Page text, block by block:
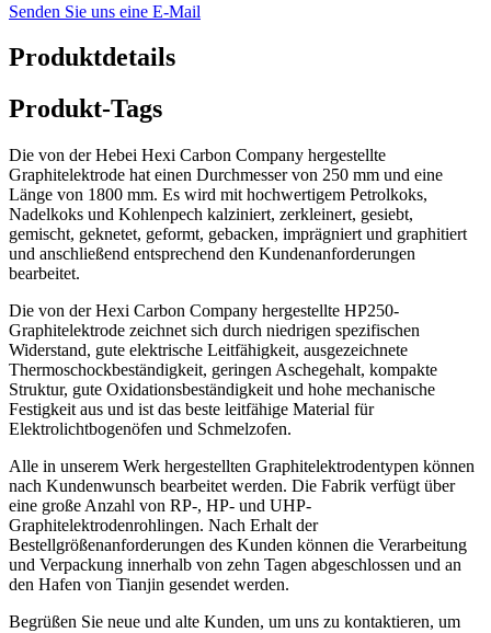
Senden Sie uns eine E-Mail
Produktdetails
Produkt-Tags
Die von der Hebei Hexi Carbon Company hergestellte
Graphitelektrode hat einen Durchmesser von 250 mm und eine
Länge von 1800 mm. Es wird mit hochwertigem Petrolkoks,
Nadelkoks und Kohlenpech kalziniert, zerkleinert, gesiebt,
gemischt, geknetet, geformt, gebacken, imprägniert und graphitiert
und anschließend entsprechend den Kundenanforderungen
bearbeitet.
Die von der Hexi Carbon Company hergestellte HP250-
Graphitelektrode zeichnet sich durch niedrigen spezifischen
Widerstand, gute elektrische Leitfähigkeit, ausgezeichnete
Thermoschockbeständigkeit, geringen Aschegehalt, kompakte
Struktur, gute Oxidationsbeständigkeit und hohe mechanische
Festigkeit aus und ist das beste leitfähige Material für
Elektrolichtbogenöfen und Schmelzofen.
Alle in unserem Werk hergestellten Graphitelektrodentypen können
nach Kundenwunsch bearbeitet werden. Die Fabrik verfügt über
eine große Anzahl von RP-, HP- und UHP-
Graphitelektrodenrohlingen. Nach Erhalt der
Bestellgrößenanforderungen des Kunden können die Verarbeitung
und Verpackung innerhalb von zehn Tagen abgeschlossen und an
den Hafen von Tianjin gesendet werden.
Begrüßen Sie neue und alte Kunden, um uns zu kontaktieren, um